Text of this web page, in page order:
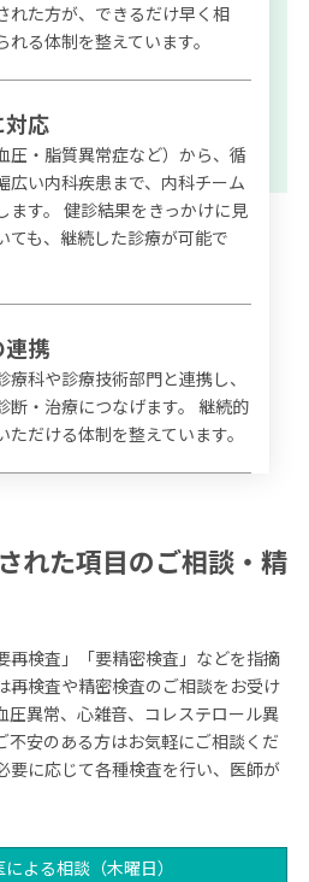
れた方が、できるだけ早く相
る体制を整えています。
対応
圧・脂質異常症など）から、循
広い内科疾患まで、内科チーム
ます。 健診結果をきっかけに見
ても、継続した診療が可能で
連携
療科や診療技術部門と連携し、
断・治療につなげます。 継続的
ただける体制を整えています。
れた項目のご相談・精
再検査」「要精密検査」などを指摘
再検査や精密検査のご相談をお受け
圧異常、心雑音、コレステロール異
不安のある方はお気軽にご相談くだ
要に応じて各種検査を行い、医師が
よる相談（木曜日）